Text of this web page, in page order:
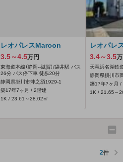
レオパレスMaroon
3.5～4.5万円
東海道本線（静岡--滋賀）/袋井駅 バス
26分 バス停下車 徒歩20分
静岡県掛川市沖之須1929‐1
築17年7ヶ月 / 2階建
1K / 23.61～28.02㎡
レオパレ
3.4～3.5
天竜浜名湖鉄
静岡県掛川市
築17年7ヶ月 /
1K / 21.65～
2件